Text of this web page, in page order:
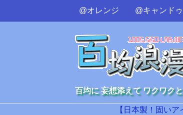
@オレンジ @キャンドゥ
百均に 妄想添えて ワクワク
【日本製！固い